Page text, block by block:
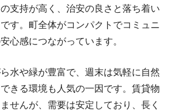
支持が高く、治安の良さと落ち着い
す。町全体がコンパクトでコミュニ
心感につながっています。
水や緑が豊富で、週末は気軽に自然
きる環境も人気の一因です。賃貸物
せんが、需要は安定しており、長く